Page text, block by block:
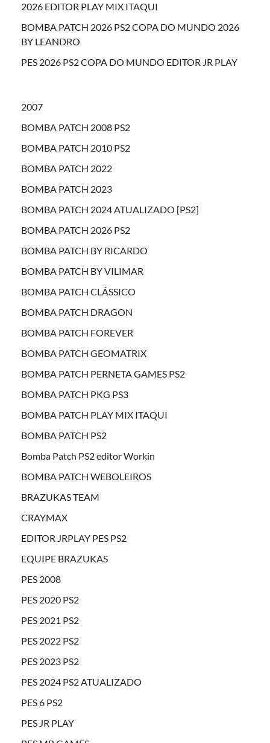
2026 EDITOR PLAY MIX ITAQUI
BOMBA PATCH 2026 PS2 COPA DO MUNDO 2026
BY LEANDRO
PES 2026 PS2 COPA DO MUNDO EDITOR JR PLAY
2007
BOMBA PATCH 2008 PS2
BOMBA PATCH 2010 PS2
BOMBA PATCH 2022
BOMBA PATCH 2023
BOMBA PATCH 2024 ATUALIZADO [PS2]
BOMBA PATCH 2026 PS2
BOMBA PATCH BY RICARDO
BOMBA PATCH BY VILIMAR
BOMBA PATCH CLÁSSICO
BOMBA PATCH DRAGON
BOMBA PATCH FOREVER
BOMBA PATCH GEOMATRIX
BOMBA PATCH PERNETA GAMES PS2
BOMBA PATCH PKG PS3
BOMBA PATCH PLAY MIX ITAQUI
BOMBA PATCH PS2
Bomba Patch PS2 editor Workin
BOMBA PATCH WEBOLEIROS
BRAZUKAS TEAM
CRAYMAX
EDITOR JRPLAY PES PS2
EQUIPE BRAZUKAS
PES 2008
PES 2020 PS2
PES 2021 PS2
PES 2022 PS2
PES 2023 PS2
PES 2024 PS2 ATUALIZADO
PES 6 PS2
PES JR PLAY